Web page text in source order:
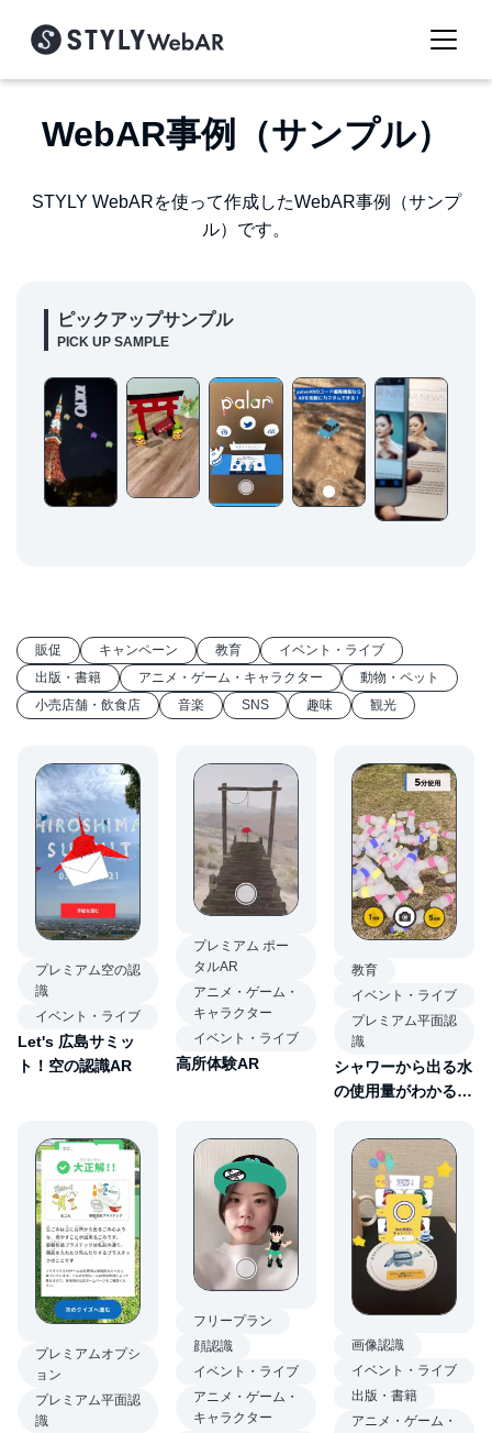
WebAR事例（サンプル）
STYLY WebARを使って作成したWebAR事例（サンプ
ル）です。
ピックアップサンプル
PICK UP SAMPLE
販促 キャンペーン 教育
イベント・ライブ
出版・書籍
アニメ・ゲーム・キャラクター
動物・ペット
小売店舗・飲食店
音楽 SNS 趣味 観光
プレミアム空の認
識
イベント・ライブ
Let's 広島サミッ
ト！空の認識AR
プレミアム ポー
タルAR
アニメ・ゲーム・
キャラクター
イベント・ライブ
高所体験AR
教育
イベント・ライブ
プレミアム平面認
識
シャワーから出る水
の使用量がわかる
プレミアムオプシ
ョン
プレミアム平面認
識
フリープラン
顔認識
イベント・ライブ
アニメ・ゲーム・
キャラクター
画像認識
イベント・ライブ
出版・書籍
アニメ・ゲーム・